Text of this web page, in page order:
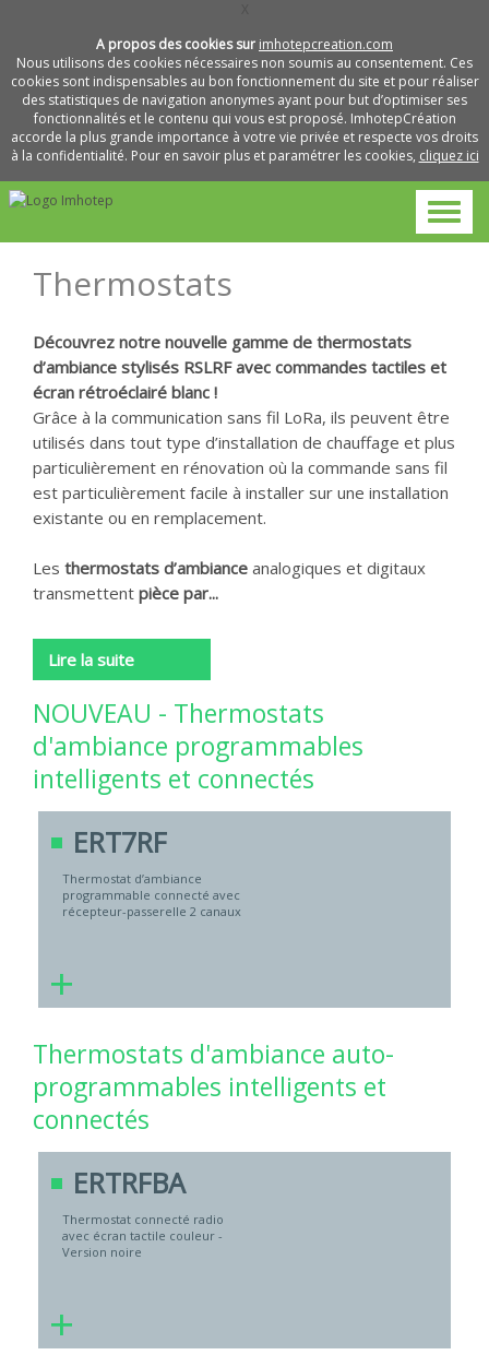
A propos des cookies sur imhotepcreation.com
Nous utilisons des cookies nécessaires non soumis au consentement. Ces
cookies sont indispensables au bon fonctionnement du site et pour réaliser
des statistiques de navigation anonymes ayant pour but d’optimiser ses
fonctionnalités et le contenu qui vous est proposé. ImhotepCréation
accorde la plus grande importance à votre vie privée et respecte vos droits
à la confidentialité. Pour en savoir plus et paramétrer les cookies, cliquez ici
Thermostats
Découvrez notre nouvelle gamme de thermostats
d’ambiance stylisés RSLRF avec commandes tactiles et
écran rétroéclairé blanc !
Grâce à la communication sans fil LoRa, ils peuvent être
utilisés dans tout type d’installation de chauffage et plus
particulièrement en rénovation où la commande sans fil
est particulièrement facile à installer sur une installation
existante ou en remplacement.
Les thermostats d’ambiance analogiques et digitaux
transmettent pièce par...
Lire la suite
NOUVEAU - Thermostats
d'ambiance programmables
intelligents et connectés
ERT7RF
Thermostat d’ambiance
programmable connecté avec
récepteur-passerelle 2 canaux
+
Thermostats d'ambiance auto-
programmables intelligents et
connectés
ERTRFBA
Thermostat connecté radio
avec écran tactile couleur -
Version noire
+